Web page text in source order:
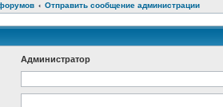
Отправить сообщение администрации
Администратор